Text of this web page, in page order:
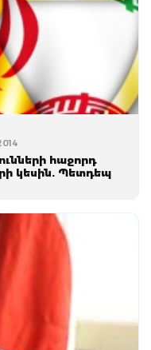
հաջորդ
կեսին. Պետդեպ